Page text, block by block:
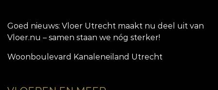
Goed nieuws: Vloer Utrecht maakt nu deel uit van
Vloer.nu – samen staan we nóg sterker!
Woonboulevard Kanaleneiland Utrecht